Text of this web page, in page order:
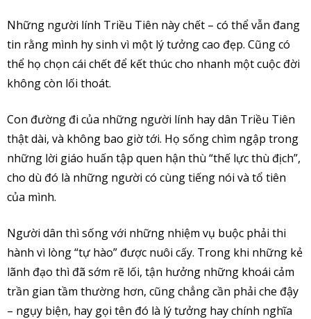
Những người lính Triều Tiên này chết – có thể vẫn đang
tin rằng mình hy sinh vì một lý tưởng cao đẹp. Cũng có
thể họ chọn cái chết để kết thúc cho nhanh một cuộc đời
không còn lối thoát.
Con đường đi của những người lính hay dân Triều Tiên
thật dài, và không bao giờ tới. Họ sống chìm ngập trong
những lời giáo huấn tập quen hận thù “thế lực thù địch”,
cho dù đó là những người có cùng tiếng nói và tổ tiên
của mình.
Người dân thì sống với những nhiệm vụ buộc phải thi
hành vì lòng “tự hào” được nuôi cấy. Trong khi những kẻ
lãnh đạo thì đã sớm rẽ lối, tận hưởng những khoái cảm
trần gian tầm thường hơn, cũng chẳng cần phải che đậy
– ngụy biện, hay gọi tên đó là lý tưởng hay chính nghĩa